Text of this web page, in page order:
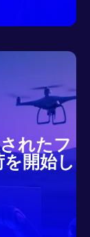
れたフ
開始し